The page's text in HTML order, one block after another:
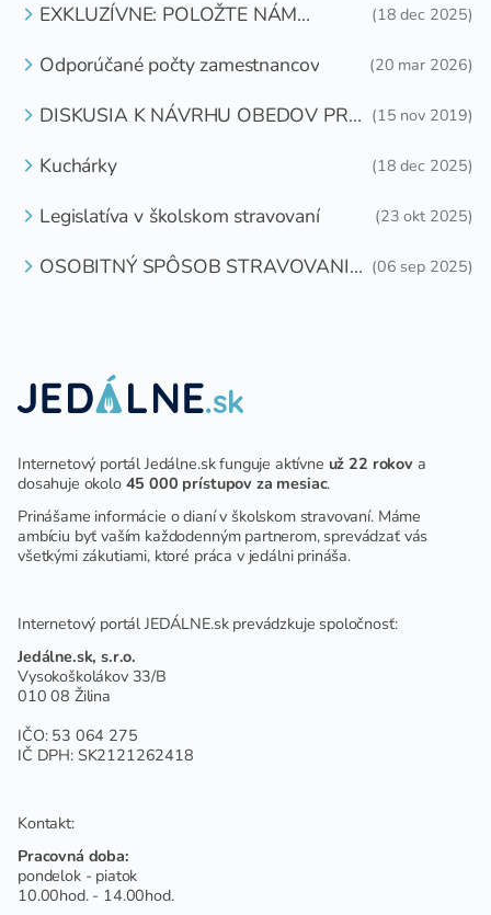
EXKLUZÍVNE: POLOŽTE NÁM
(18 dec 2025)
Odporúčané počty zamestnancov (20 mar 2026)
DISKUSIA K NÁVRHU OBEDOV PRE
(15 nov 2019)
Kuchárky (18 dec 2025)
Legislatíva v školskom stravovaní (23 okt 2025)
OSOBITNÝ SPÔSOB STRAVOVANIA (06 sep 2025)
Internetový portál Jedálne.sk funguje aktívne už 22 rokova
dosahuje okolo 45 000 prístupov za mesiac.
Prinášame informácie o dianí v školskom stravovaní. Máme
ambíciu byť vaším každodenným partnerom, sprevádzať vás
všetkými zákutiami, ktoré práca v jedálni prináša.
Internetový portál JEDÁLNE.sk prevádzkuje spoločnosť:
Jedálne.sk, s.r.o.
Vysokoškolákov 33/B
010 08 Žilina
IČO: 53 064 275
IČ DPH: SK2121262418
Kontakt:
Pracovná doba:
pondelok - piatok
10.00hod. - 14.00hod.